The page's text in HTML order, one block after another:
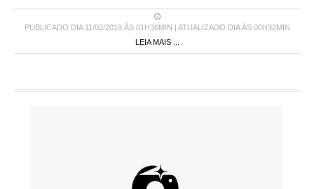
PUBLICADO DIA 11/02/2019 ÀS 01H36MIN | ATUALIZADO DIA ÀS 00H32MIN
LEIA MAIS ...